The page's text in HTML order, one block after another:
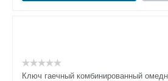
Ключ гаечный комбинированный